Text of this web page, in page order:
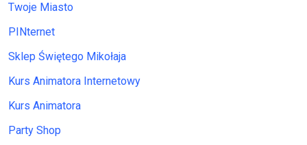
Twoje Miasto
PINternet
Sklep Świętego Mikołaja
Kurs Animatora Internetowy
Kurs Animatora
Party Shop